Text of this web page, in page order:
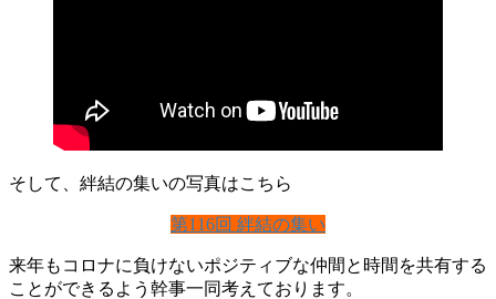
そして、絆結の集いの写真はこちら
第116回 絆結の集い
来年もコロナに負けないポジティブな仲間と時間を共有する
ことができるよう幹事一同考えております。